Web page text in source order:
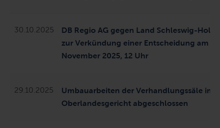
30.10.2025
DB Regio AG gegen Land Schleswig-
zur Verkündung einer Entscheidung am
November 2025, 12 Uhr
29.10.2025 Umbauarbeiten der Verhandlungssäle im
Oberlandesgericht abgeschlossen